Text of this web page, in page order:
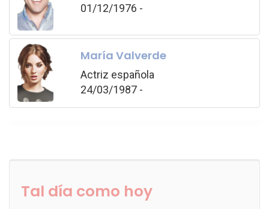
01/12/1976 -
María Valverde
Actriz española
24/03/1987 -
Tal día como hoy